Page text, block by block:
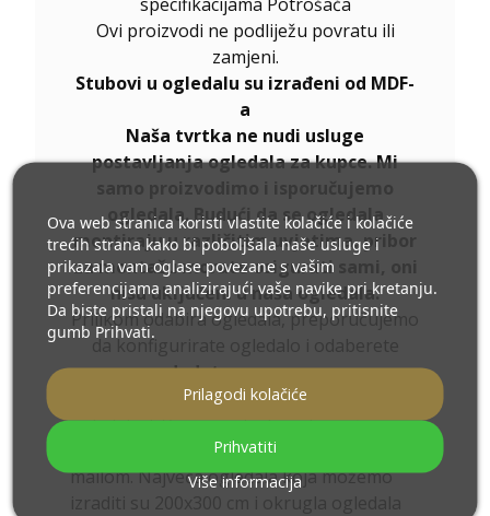
Ovi proizvodi ne podliježu povratu ili
zamjeni.
Stubovi u ogledalu su izrađeni od MDF-
a
Naša tvrtka ne nudi usluge
postavljanja ogledala za kupce. Mi
ogledala. Budući da se ogledala
montiraju u različitim uvjetima, pribor
za montažu morate osigurati sami, oni
nisu uključeni u naša ogledala.
Prilikom odabira ogledala, preporučujemo
da konfigurirate ogledalo i odaberete
dodatnu opremu.
Ukoliko niste pronašli željenu veličinu
ogledala ili Vam je potrebna drugačija
podjela, kontaktirajte nas telefonom ili e-
mailom. Najveća ogledala koja možemo
Ova web stranica koristi vlastite kolačiće i kolačiće
trećih strana kako bi poboljšala naše usluge i
prikazala vam oglase povezane s vašim
preferencijama analizirajući vaše navike pri kretanju.
Da biste pristali na njegovu upotrebu, pritisnite
gumb Prihvati.
Više informacija
Prilagodi kolačiće
Prihvatiti